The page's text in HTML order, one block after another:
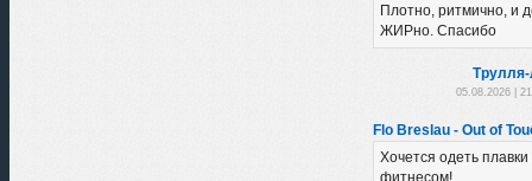
Плотно, ритмично, и
ЖИРно. Спасибо
05.08.2026 |
Flo Breslau - Out of
Хочется одеть
фитнесом!